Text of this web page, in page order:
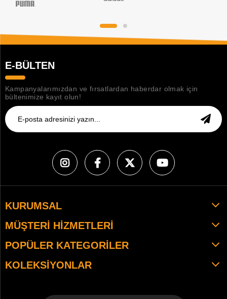
E-BÜLTEN
Kampanyalarımızdan ve fırsatlardan haberdar olmak için
bültenimize kayıt olun!
KURUMSAL
MÜŞTERI HIZMETLERI
POPÜLER KATEGORILER
KOLEKSIYONLAR